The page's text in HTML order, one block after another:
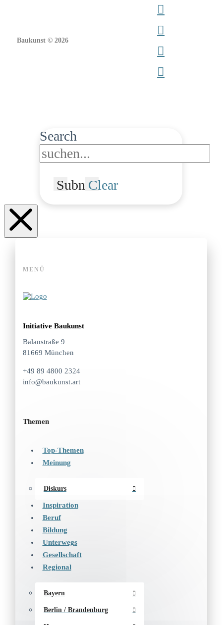
Baukunst © 2026
Search
SubmitClear
MENÜ
Initiative Baukunst
Balanstraße 9
81669 München
+49 89 4800 2324
info@baukunst.art
Themen
Top-Themen
Meinung
Diskurs
Inspiration
Beruf
Bildung
Unterwegs
Gesellschaft
Regional
Bayern
Berlin / Brandenburg